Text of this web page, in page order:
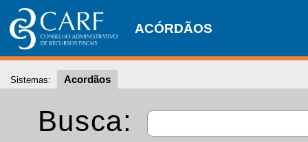
ACÓRDÃOS
Sistemas: Acordãos
Busca: